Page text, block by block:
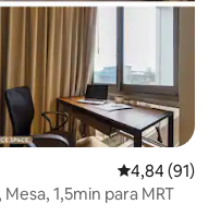
4,84 de uma
4,84 (91)
1,5min para MRT